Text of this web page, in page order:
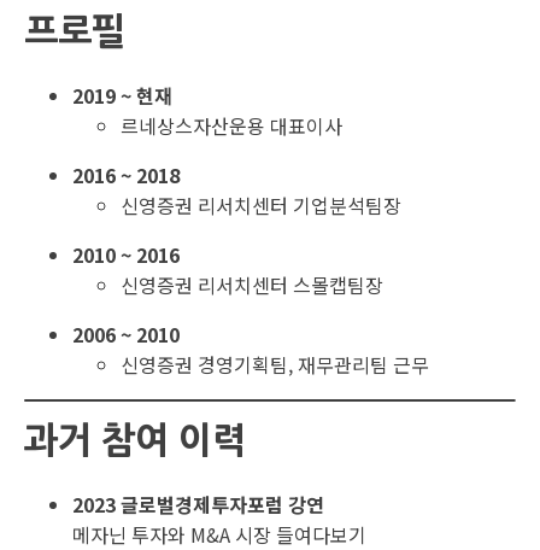
프로필
2019 ~ 현재
르네상스자산운용 대표이사
2016 ~ 2018
신영증권 리서치센터 기업분석팀장
2010 ~ 2016
신영증권 리서치센터 스몰캡팀장
2006 ~ 2010
신영증권 경영기획팀, 재무관리팀 근무
과거 참여 이력
2023 글로벌경제투자포럼 강연
메자닌 투자와 M&A 시장 들여다보기